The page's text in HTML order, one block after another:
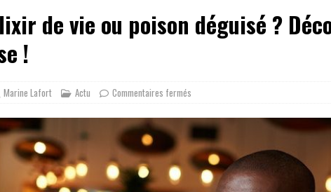
de vie ou poison déguisé ?
!
Marine Lafort Actu Commentaires fermés